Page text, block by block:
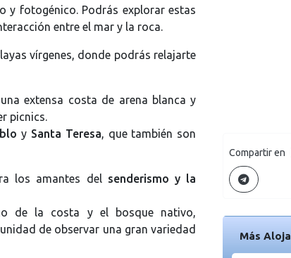
y fotogénico. Podrás explorar estas
entre el mar y la roca.
vírgenes, donde podrás relajarte
extensa costa de arena blanca y
picnics.
y Santa Teresa, que también son
los amantes del senderismo y la
de la costa y el bosque nativo,
de observar una gran variedad
Compartir en
Más